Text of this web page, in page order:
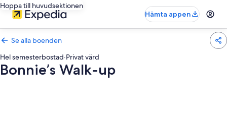
Hoppa till huvudsektionen
Hämta appen
Se alla boenden
Hel semesterbostad·Privat värd
Bonnie’s Walk-up